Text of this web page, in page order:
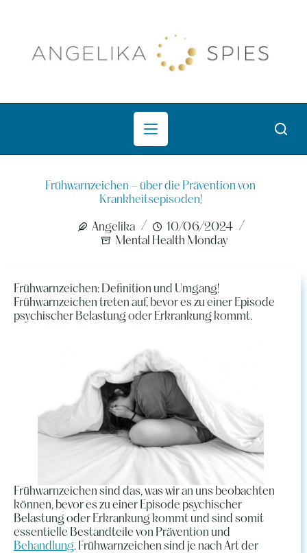
Frühwarnzeichen – über die Prävention von
Krankheitsepisoden!
Angelika
10/06/2024
Mental Health Monday
Frühwarnzeichen: Definition und Umgang!
Frühwarnzeichen treten auf, bevor es zu einer Episode
psychischer Belastung oder Erkrankung kommt.
Frühwarnzeichen sind das, was wir an uns beobachten
können, bevor es zu einer Episode psychischer
Belastung oder Erkrankung kommt und sind somit
essentielle Bestandteile von Prävention und
Behandlung. Frühwarnzeichen sind je nach Art der